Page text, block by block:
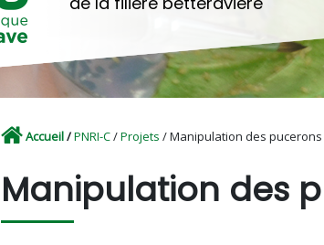
Accueil/PNRI-C/Projets / Manipulation des
Manipulation des